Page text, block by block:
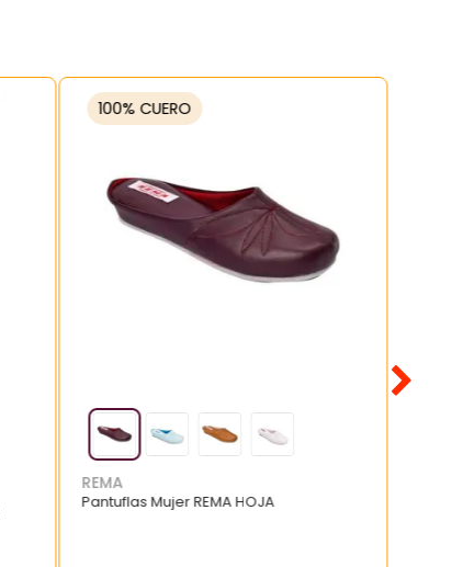
100% CUERO
REMA
Pantuflas Mujer REMA HOJA